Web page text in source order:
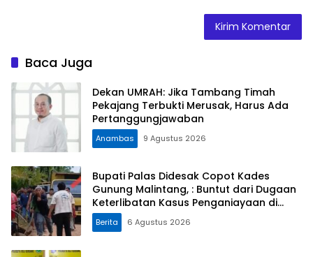
Baca Juga
Dekan UMRAH: Jika Tambang Timah
Pekajang Terbukti Merusak, Harus Ada
Pertanggungjawaban
Anambas 9 Agustus 2026
Bupati Palas Didesak Copot Kades
Gunung Malintang, : Buntut dari Dugaan
Keterlibatan Kasus Penganiayaan di
Dusun Balaka
Berita 6 Agustus 2026